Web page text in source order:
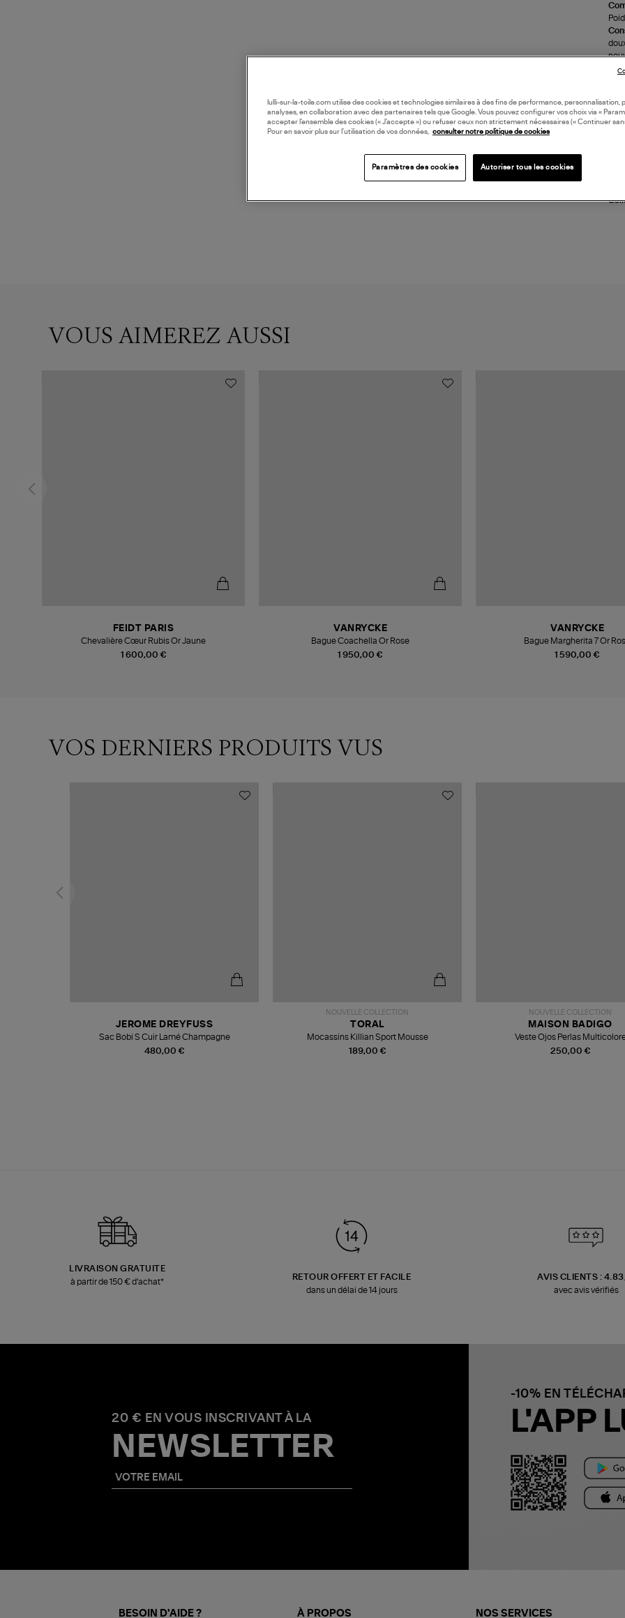
VOUS AIMEREZ AUSSI
1 600,00 €
FEIDT PARIS
Chevalière Cœur Rubis Or Jaune
1 950,00 €
VANRYCKE
Bague Coachella Or Rose
1 590,00 €
VANRYCKE
Bague Margherita 7 Or
VOS DERNIERS PRODUITS VUS
480,00 €
JEROME DREYFUSS
Sac Bobi S Cuir Lamé Champagne
NOUVELLE COLLECTION
189,00 €
TORAL
Mocassins Killian Sport Mousse
NOUVELLE COLLECTION
250,00 €
MAISON BADIGO
Veste Ojos Perlas
LIVRAISON GRATUITE
à partir de 150 € d'achat*
RETOUR OFFERT ET FACILE
dans un délai de 14 jours
AVIS CLIENTS :
avec avis vérifiés
20 € EN VOUS INSCRIVANT À LA
NEWSLETTER
-10% EN
L'APP
BESOIN D'AIDE ? À PROPOS NOS SERVICES
lulli-sur-la-toile.com utilise des cookies et technologies similaires à des fins de performance, personnalisation,
analyses, en collaboration avec des partenaires tels que Google. Vous pouvez configurer vos choix via «
accepter l’ensemble des cookies (« J’accepte ») ou refuser ceux non strictement nécessaires (« Continuer
Pour en savoir plus sur l’utilisation de vos données, consulter notre politique de cookies
Paramètres des cookies Autoriser tous les cookies